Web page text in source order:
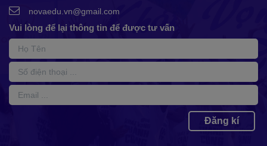
novaedu.vn@gmail.com
Vui lòng để lại thông tin để được tư vấn
Đăng kí